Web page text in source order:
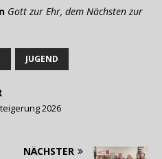
Gott zur Ehr, dem Nächsten zur
JUGEND
2026
NÄCHSTER